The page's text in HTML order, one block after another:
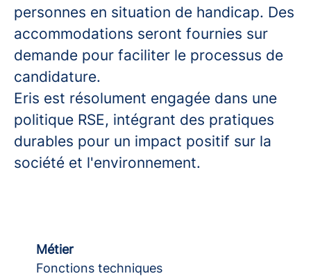
personnes en situation de handicap. Des
accommodations seront fournies sur
demande pour faciliter le processus de
candidature.
Eris est résolument engagée dans une
politique RSE, intégrant des pratiques
durables pour un impact positif sur la
société et l'environnement.
Métier
Fonctions techniques